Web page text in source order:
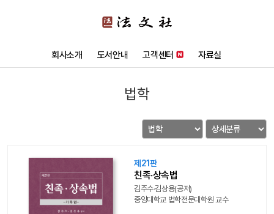
회사소개 도서안내 고객센터 자료실
법학
제21판
친족‧상속법
김주수‧김상용(공저)
중앙대학교 법학전문대학원 교수